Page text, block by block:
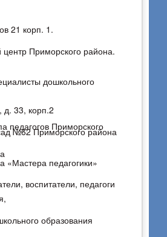
д. 33, корп.2
№62 Приморского района
воспитатели, педагоги
образования
21 корп. 1.
центр Приморского района.
дошкольного
педагогов Приморского
«Мастера педагогики»